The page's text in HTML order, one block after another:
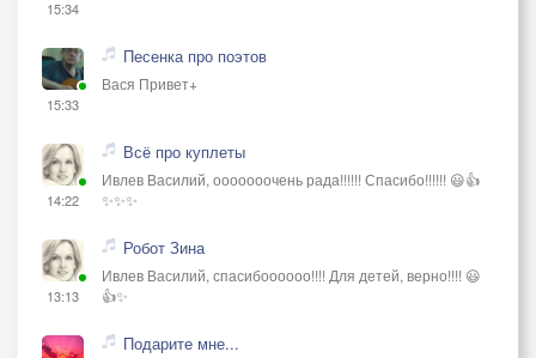
15:34
15:33
Песенка про поэтов
Вася Привет+
14:22
Всё про куплеты
Ивлев Василий, ооооооочень рада!!!!!! Спасибо!!!!!! 😃👍
✨✨✨
13:13
Робот Зина
Ивлев Василий, спасибоооооо!!!! Для детей, верно!!!! 😃
👍✨
Подарите мне...